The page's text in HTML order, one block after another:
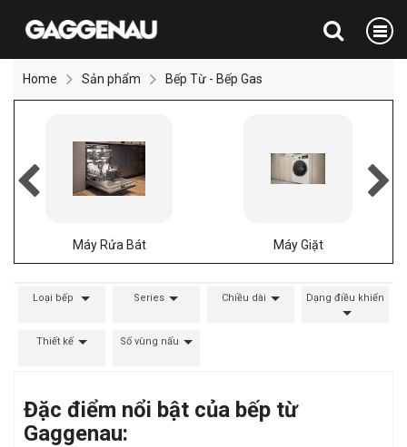
Home Sản phẩm Bếp Từ - Bếp Gas
Máy Rửa Bát Máy Giặt
Loại bếp Series Chiều dài Dạng điều khiển
Thiết kế Số vùng nấu
Đặc điểm nổi bật của bếp từ
Gaggenau: